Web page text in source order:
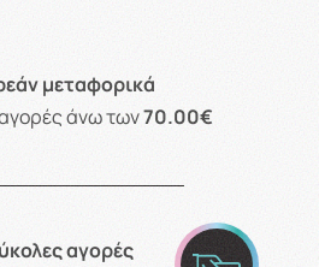
μεταφορικά
άνω των70.00€
αγορές